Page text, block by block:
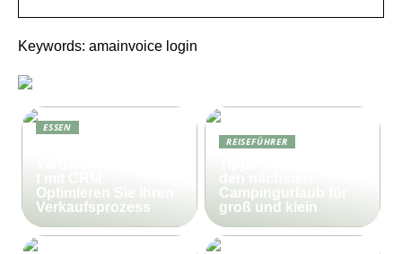
Keywords: amainvoice login
ESSEN
Optimieren Sie Ihren
Verkaufsprozess
REISEFÜHRER
Campingurlaub für
groß und klein